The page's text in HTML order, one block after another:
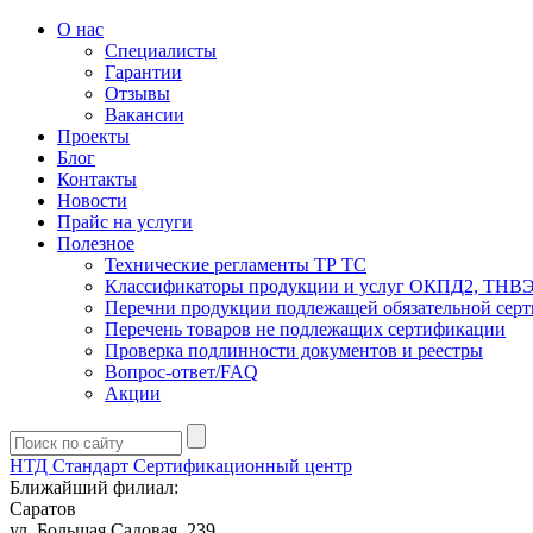
О нас
Специалисты
Гарантии
Отзывы
Вакансии
Проекты
Блог
Контакты
Новости
Прайс на услуги
Полезное
Технические регламенты ТР ТС
Классификаторы продукции и услуг ОКПД2,
Перечни продукции подлежащей обязательной
Перечень товаров не подлежащих сертификации
Проверка подлинности документов и реестры
Вопрос-ответ/FAQ
Акции
НТД Стандарт Сертификационный центр
Ближайший филиал:
Саратов